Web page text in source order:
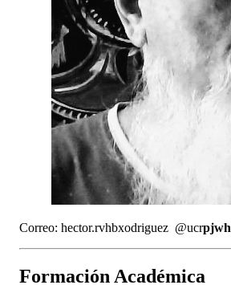
Correo: hector.rvhbxodriguez @ucrpjwh
Formación Académica